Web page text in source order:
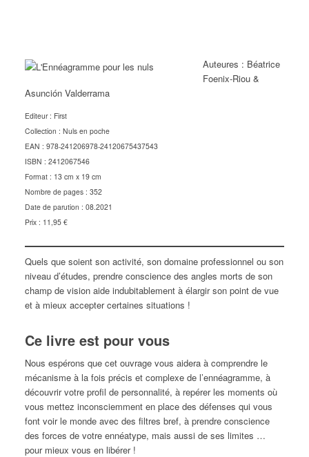
Auteures : Béatrice
Foenix-Riou &
Asunción Valderrama
Editeur : First
Collection : Nuls en poche
EAN : 978-241206978-24120675437543
ISBN : 2412067546
Format : 13 cm x 19 cm
Nombre de pages : 352
Date de parution : 08.2021
Prix : 11,95 €
Quels que soient son activité, son domaine professionnel ou son
niveau d’études, prendre conscience des angles morts de son
champ de vision aide indubitablement à élargir son point de vue
et à mieux accepter certaines situations !
Ce livre est pour vous
Nous espérons que cet ouvrage vous aidera à comprendre le
mécanisme à la fois précis et complexe de l’ennéagramme, à
découvrir votre profil de personnalité, à repérer les moments où
vous mettez inconsciemment en place des défenses qui vous
font voir le monde avec des filtres bref, à prendre conscience
des forces de votre ennéatype, mais aussi de ses limites …
pour mieux vous en libérer !